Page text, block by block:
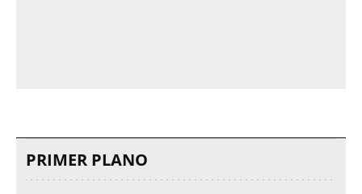
PRIMER PLANO